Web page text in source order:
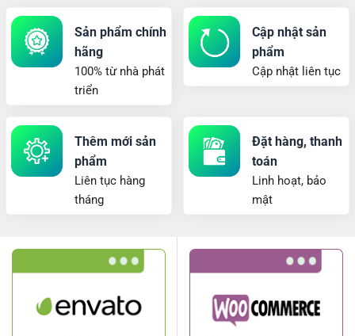
Sản phẩm chính
hãng
100% từ nhà phát
triển
Cập nhật sản
phẩm
Cập nhật liên tục
Thêm mới sản
phẩm
Liên tục hàng
tháng
Đặt hàng, thanh
toán
Linh hoạt, bảo
mật